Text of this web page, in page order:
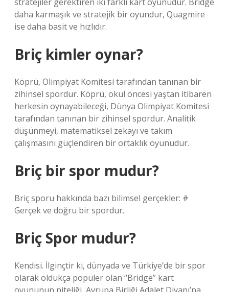
daha karmaşık ve stratejik bir oyundur, Quagmire
ise daha basit ve hızlıdır.
Briç kimler oynar?
Köprü, Olimpiyat Komitesi tarafından tanınan bir
zihinsel spordur. Köprü, okul öncesi yaştan itibaren
herkesin oynayabileceği, Dünya Olimpiyat Komitesi
tarafından tanınan bir zihinsel spordur. Analitik
düşünmeyi, matematiksel zekayı ve takım
çalışmasını güçlendiren bir ortaklık oyunudur.
Briç bir spor mudur?
Briç sporu hakkında bazı bilimsel gerçekler: #
Gerçek ve doğru bir spordur.
Briç Spor mudur?
Kendisi. İlginçtir ki, dünyada ve Türkiye’de bir spor
olarak oldukça popüler olan “Bridge” kart